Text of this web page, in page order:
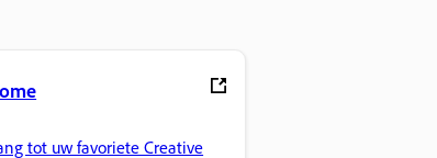
tot uw favoriete Creative